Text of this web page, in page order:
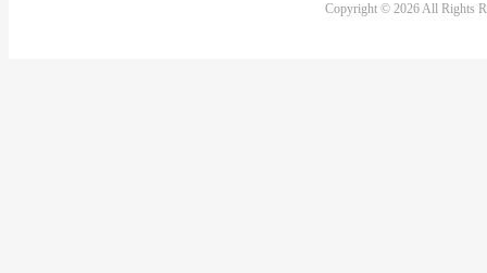
Copyright © 2026 All Rights